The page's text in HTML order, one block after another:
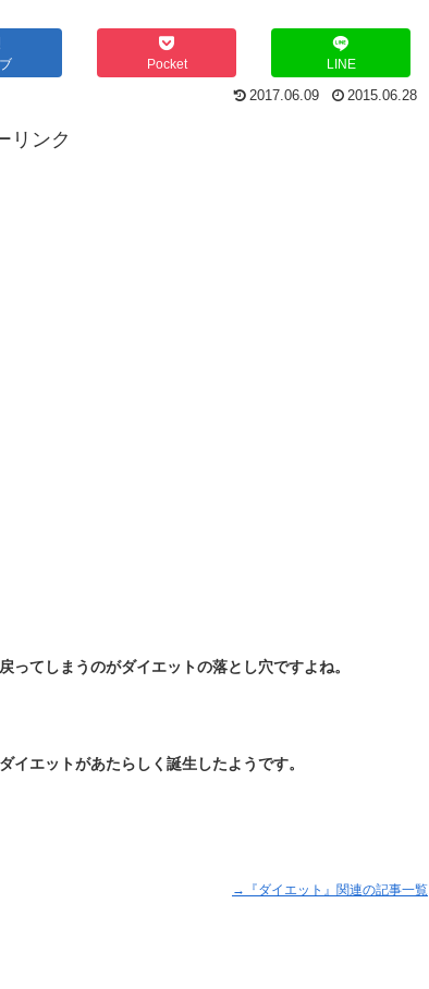
Pocket LINE
2017.06.09 2015.06.28
リンク
てしまうのがダイエットの落とし穴ですよね。
エットがあたらしく誕生したようです。
→『ダイエット』関連の記事一覧